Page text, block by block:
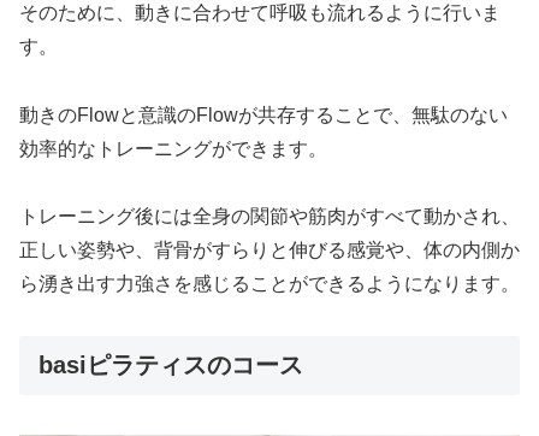
そのために、動きに合わせて呼吸も流れるように行いま
す。
動きのFlowと意識のFlowが共存することで、無駄のない
効率的なトレーニングができます。
トレーニング後には全身の関節や筋肉がすべて動かされ、
正しい姿勢や、背骨がすらりと伸びる感覚や、体の内側か
ら湧き出す力強さを感じることができるようになります。
basiピラティスのコース